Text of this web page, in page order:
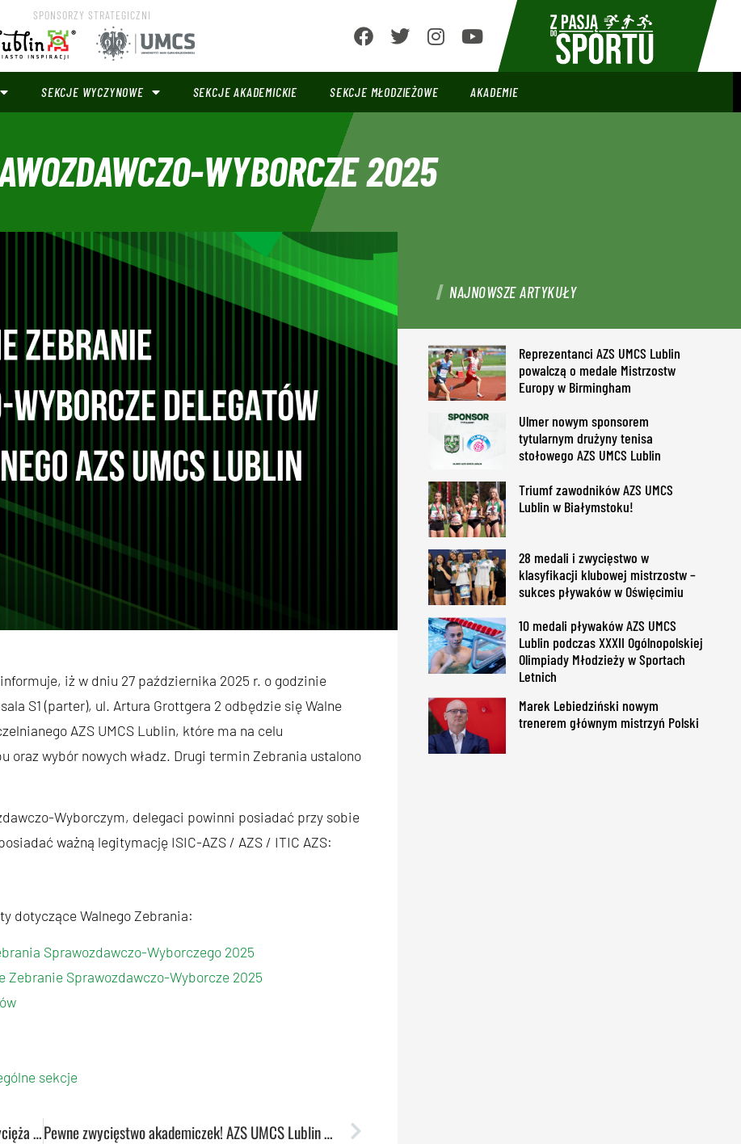
SPONSORZY STRATEGICZNI
SEKCJE WYCZYNOWE SEKCJE AKADEMICKIE SEKCJE MŁODZIEŻOWE AKADEMIE
WYBORCZE 2025
iż w dniu 27 października 2025 r. o godzinie
S1 (parter), ul. Artura Grottgera 2 odbędzie się Walne
AZS UMCS Lublin, które ma na celu
oraz wybór nowych władz. Drugi termin Zebrania ustalono
Wyborczym, delegaci powinni posiadać przy sobie
ważną legitymację ISIC-AZS / AZS / ITIC AZS:
dotyczące Walnego Zebrania:
Sprawozdawczo-Wyborczego 2025
Zebranie Sprawozdawczo-Wyborcze 2025
sekcje
Udana inauguracja! DRS AZS UMCS Lublin zwycięża w Wieliczce po emocjonującym meczu Pewne zwycięstwo akademiczek! AZS UMCS Lublin pokonał Artego Bydgoszcz
NAJNOWSZE ARTYKUŁY
Reprezentanci AZS UMCS Lublin
powalczą o medale Mistrzostw
Europy w Birmingham
Ulmer nowym sponsorem
tytularnym drużyny tenisa
stołowego AZS UMCS Lublin
Triumf zawodników AZS UMCS
Lublin w Białymstoku!
28 medali i zwycięstwo w
klasyfikacji klubowej mistrzostw –
sukces pływaków w Oświęcimiu
10 medali pływaków AZS UMCS
Lublin podczas XXXII Ogólnopolskiej
Olimpiady Młodzieży w Sportach
Letnich
Marek Lebiedziński nowym
trenerem głównym mistrzyń Polski